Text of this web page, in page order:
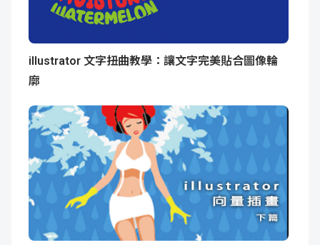
illustrator 文字扭曲教學：讓文字完美貼合圖像輪
廓